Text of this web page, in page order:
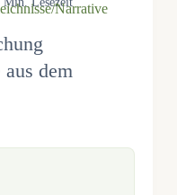
Narrative
dem